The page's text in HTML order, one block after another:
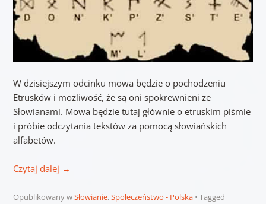
W dzisiejszym odcinku mowa będzie o pochodzeniu
Etrusków i możliwość, że są oni spokrewnieni ze
Słowianami. Mowa będzie tutaj głównie o etruskim piśmie
i próbie odczytania tekstów za pomocą słowiańskich
alfabetów.
Czytaj dalej →
Opublikowany wSłowianie,Społeczeństwo - Polska
Tagged